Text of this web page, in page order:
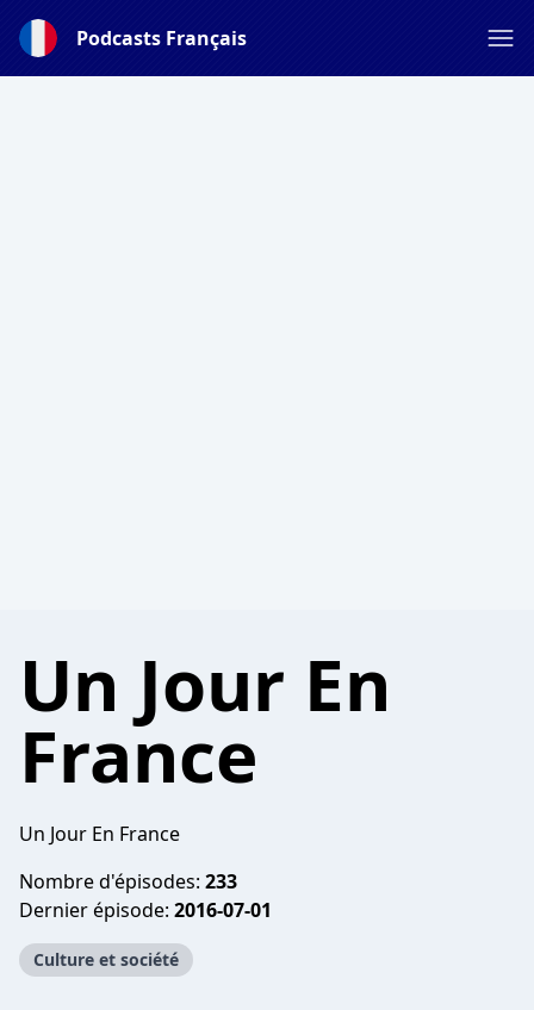
Podcasts Français
Un Jour En
France
Un Jour En France
Nombre d'épisodes: 233
Dernier épisode: 2016-07-01
Culture et société